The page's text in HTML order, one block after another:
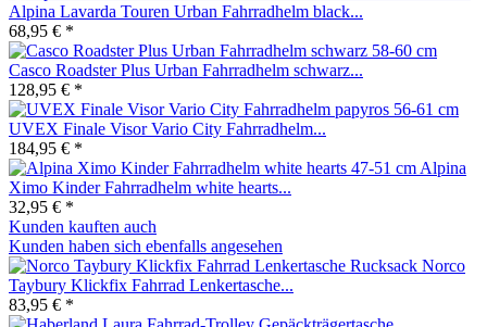
Alpina Lavarda Touren Urban Fahrradhelm black...
68,95 € *
Casco Roadster Plus Urban Fahrradhelm schwarz...
128,95 € *
UVEX Finale Visor Vario City Fahrradhelm...
184,95 € *
Alpina
Ximo Kinder Fahrradhelm white hearts...
32,95 € *
Kunden kauften auch
Kunden haben sich ebenfalls angesehen
Norco
Taybury Klickfix Fahrrad Lenkertasche...
83,95 € *